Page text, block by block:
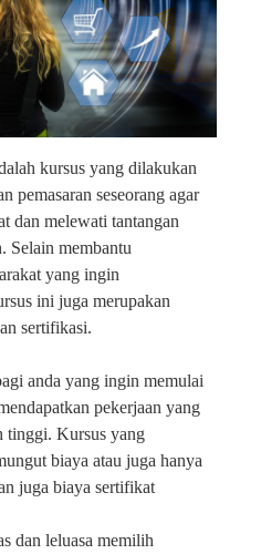
kursus yang dilakukan
pemasaran seseorang agar
dan melewati tantangan
Selain membantu
yang ingin
ini juga merupakan
sertifikasi.
anda yang ingin memulai
pekerjaan yang
tinggi. Kursus yang
biaya atau juga hanya
juga biaya sertifikat
dan leluasa memilih